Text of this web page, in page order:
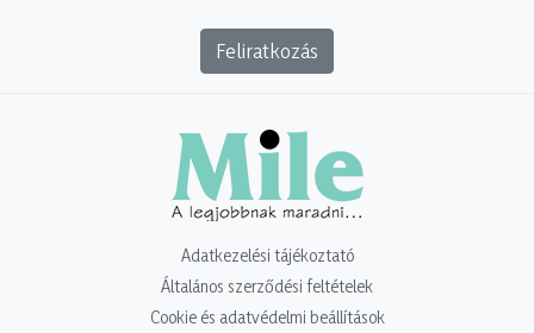
Feliratkozás
Adatkezelési tájékoztató
Általános szerződési feltételek
Cookie és adatvédelmi beállítások